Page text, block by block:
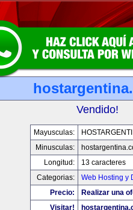
Vendido!
Mayusculas:
Minusculas:
Longitud:
13 caracteres
Categorias:
Web Hosting y
Precio:
Realizar una
Visitar!